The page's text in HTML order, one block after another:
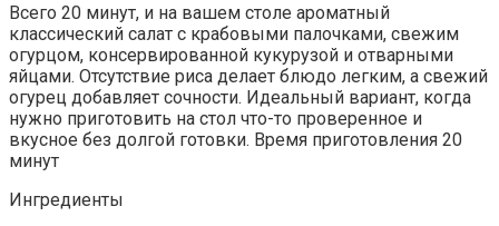
Всего 20 минут, и на вашем столе ароматный
классический салат с крабовыми палочками, свежим
огурцом, консервированной кукурузой и отварными
яйцами. Отсутствие риса делает блюдо легким, а свежий
огурец добавляет сочности. Идеальный вариант, когда
нужно приготовить на стол что-то проверенное и
вкусное без долгой готовки. Время приготовления 20
минут
Ингредиенты